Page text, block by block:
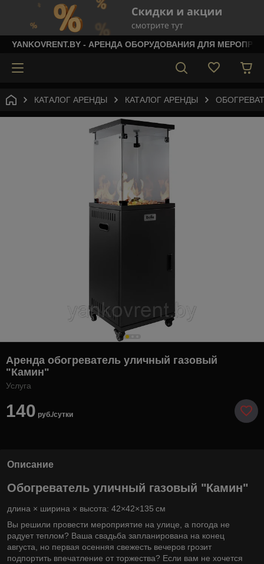
YANKOVRENT.BY - АРЕНДА ОБОРУДОВАНИЯ ДЛЯ
КАТАЛОГ АРЕНДЫ КАТАЛОГ АРЕНДЫ
Аренда обогреватель уличный газовый
"Камин"
Услуга
140 руб./сутки
Описание
Обогреватель уличный газовый "Камин"
длина × ширина × высота: 42×42×135 см
Вы решили провести мероприятие на улице, а погода не
радует теплом? Ваша свадьба запланирована на конец
августа, но первая осенняя свежесть вечеров грозит
подпортить впечатление от торжества? Если вам не хочется